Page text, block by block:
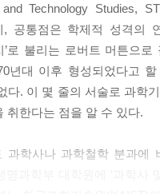
르노빌 원자력발전소 사고
것이다.
화는 시대와 문제의식에 따
제를 ‘질병’으로 재구성
and Technology Studies,
, 공통점은 학제적 성격
’로 불리는 로버트 머튼으
년대 이후 형성되었다고
다. 이 몇 줄의 서술로 과학
취한다는 점을 알 수 있다.
과학사나 과학철학 분과